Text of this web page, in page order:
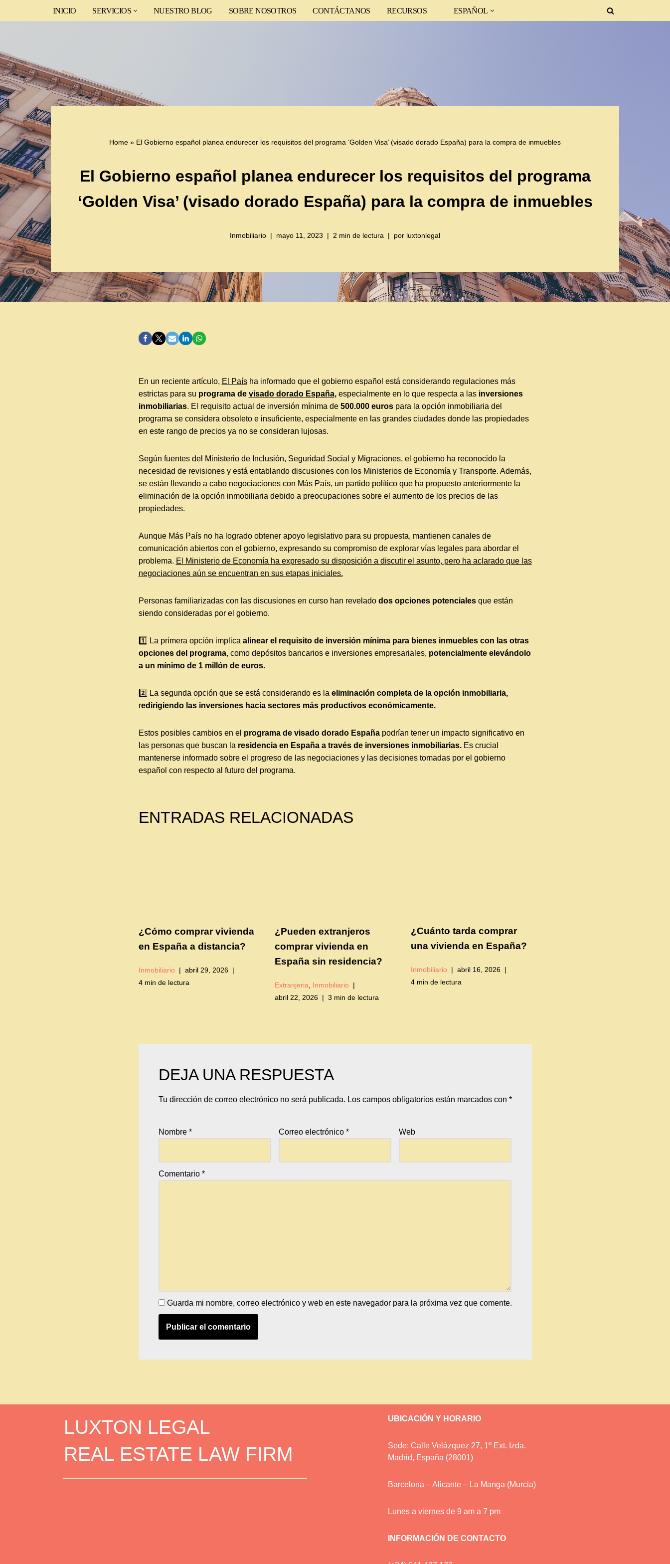
contenido
INICIO SERVICIOS NUESTRO BLOG SOBRE NOSOTROS CONTÁCTANOS RECURSOS ESPAÑOL
Home » El Gobierno español planea endurecer los requisitos del programa ‘Golden Visa’ (visado dorado España) para la compra de inmuebles
El Gobierno español planea endurecer los requisitos del programa
‘Golden Visa’ (visado dorado España) para la compra de inmuebles
Inmobiliario mayo 11, 2023 2 min de lectura por luxtonlegal
En un reciente artículo, El Paísha informado que el gobierno español está considerando regulaciones más
estrictas para su programa de visado dorado España,especialmente en lo que respecta a las inversiones
inmobiliarias. El requisito actual de inversión mínima de 500.000 eurospara la opción inmobiliaria del
programa se considera obsoleto e insuficiente, especialmente en las grandes ciudades donde las propiedades
en este rango de precios ya no se consideran lujosas.
Según fuentes del Ministerio de Inclusión, Seguridad Social y Migraciones, el gobierno ha reconocido la
necesidad de revisiones y está entablando discusiones con los Ministerios de Economía y Transporte. Además,
se están llevando a cabo negociaciones con Más País, un partido político que ha propuesto anteriormente la
eliminación de la opción inmobiliaria debido a preocupaciones sobre el aumento de los precios de las
propiedades.
Aunque Más País no ha logrado obtener apoyo legislativo para su propuesta, mantienen canales de
comunicación abiertos con el gobierno, expresando su compromiso de explorar vías legales para abordar el
problema. El Ministerio de Economía ha expresado su disposición a discutir el asunto, pero ha aclarado que las
negociaciones aún se encuentran en sus etapas iniciales.
Personas familiarizadas con las discusiones en curso han revelado dos opciones potencialesque están
siendo consideradas por el gobierno.
1️⃣ La primera opción implica alinear el requisito de inversión mínima para bienes inmuebles con las otras
opciones del programa, como depósitos bancarios e inversiones empresariales, potencialmente elevándolo
a un mínimo de 1 millón de euros.
2️⃣ La segunda opción que se está considerando es la eliminación completa de la opción inmobiliaria,
redirigiendo las inversiones hacia sectores más productivos económicamente.
Estos posibles cambios en el programa de visado dorado Españapodrían tener un impacto significativo en
las personas que buscan la residencia en España a través de inversiones inmobiliarias.Es crucial
mantenerse informado sobre el progreso de las negociaciones y las decisiones tomadas por el gobierno
español con respecto al futuro del programa.
ENTRADAS RELACIONADAS
¿Cómo comprar vivienda
en España a distancia?
Inmobiliario
abril 29, 2026
4 min de lectura
¿Pueden extranjeros
comprar vivienda en
España sin residencia?
Extranjeria
Inmobiliario
abril 22, 2026
3 min de lectura
¿Cuánto tarda comprar
una vivienda en España?
Inmobiliario
abril 16, 2026
4 min de lectura
DEJA UNA RESPUESTA
Tu dirección de correo electrónico no será publicada. Los campos obligatorios están marcados con *
Nombre * Correo electrónico * Web
Comentario *
Guarda mi nombre, correo electrónico y web en este navegador para la próxima vez que comente.
LUXTON LEGAL
REAL ESTATE LAW FIRM
UBICACIÓN Y HORARIO
Sede: Calle Velázquez 27, 1º Ext. Izda.
Madrid, España (28001)
Barcelona – Alicante – La Manga (Murcia)
Lunes a viernes de 9 am a 7 pm
INFORMACIÓN DE CONTACTO